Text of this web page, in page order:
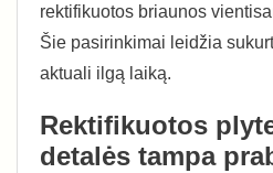
rektifikuotos briaunos
Šie pasirinkimai leidžia
aktuali ilgą laiką.
Rektifikuotos
detalės tampa